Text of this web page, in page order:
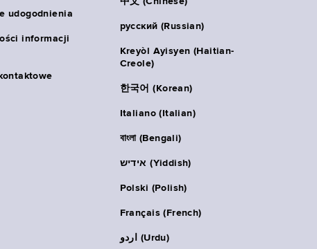
udogodnienia
informacji
русский (Russian)
Kreyòl Ayisyen (Haitian-
Creole)
한국어 (Korean)
Italiano (Italian)
বাংলা (Bengali)
אידיש (Yiddish)
Polski (Polish)
Français (French)
اردو (Urdu)